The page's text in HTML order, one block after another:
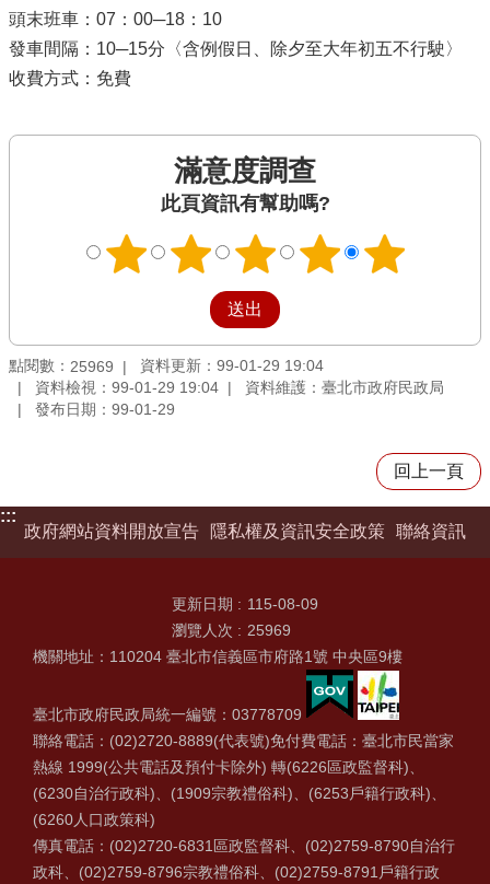
頭末班車：07：00─18：10
發車間隔：10─15分〈含例假日、除夕至大年初五不行駛〉
收費方式：免費
滿意度調查
此頁資訊有幫助嗎?
點閱數： 25969
資料更新：99-01-29 19:04
資料檢視：99-01-29 19:04
資料維護：臺北市政府民政局
發布日期：99-01-29
回上一頁
:::
政府網站資料開放宣告
隱私權及資訊安全政策 聯絡資訊
更新日期
115-08-09
瀏覽人次
25969
機關地址：110204 臺北市信義區市府路1號 中央區9樓
臺北市政府民政局統一編號：03778709
聯絡電話：(02)2720-8889(代表號)免付費電話：臺北市民當家
熱線 1999(公共電話及預付卡除外) 轉(6226區政監督科)、
(6230自治行政科)、(1909宗教禮俗科)、(6253戶籍行政科)、
(6260人口政策科)
傳真電話：(02)2720-6831區政監督科、(02)2759-8790自治行
政科、(02)2759-8796宗教禮俗科、(02)2759-8791戶籍行政